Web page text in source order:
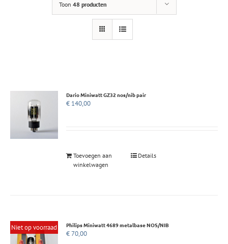
Toon 48 producten
Dario Miniwatt GZ32 nos/nib pair
€ 140,00
Toevoegen aan
winkelwagen
Details
Niet op voorraad Philips Miniwatt 4689 metalbase NOS/NIB
€70,00